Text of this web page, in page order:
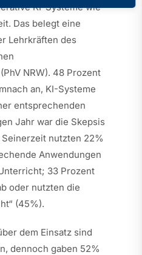
KI-Systeme wie
Das belegt eine
Lehrkräften des
NRW). 48 Prozent
an, KI-Systeme
entsprechenden
Jahr war die Skepsis
nutzten 22%
Anwendungen
33 Prozent
oder nutzten die
(45%).
dem Einsatz sind
dennoch gaben 52%